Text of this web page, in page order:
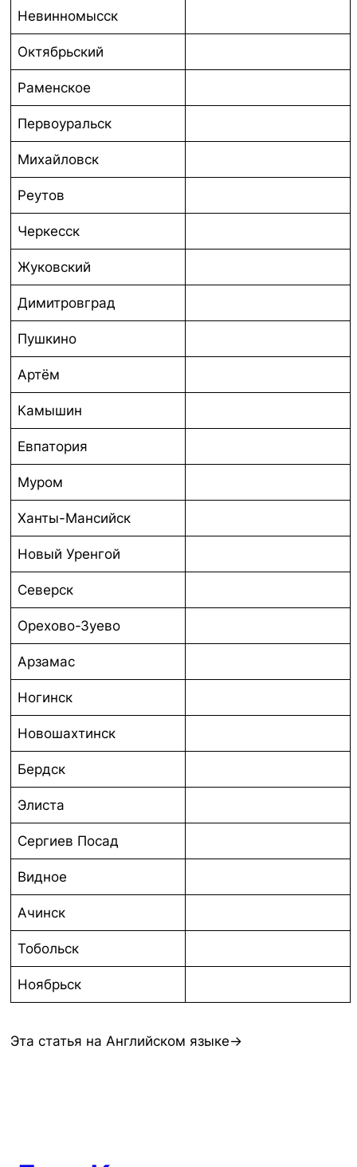
Невинномысск
Октябрьский
Раменское
Первоуральск
Михайловск
Реутов
Черкесск
Жуковский
Димитровград
Пушкино
Артём
Камышин
Евпатория
Муром
Ханты-Мансийск
Новый Уренгой
Северск
Орехово-Зуево
Арзамас
Ногинск
Новошахтинск
Бердск
Элиста
Сергиев Посад
Видное
Ачинск
Тобольск
Ноябрьск
Эта статья на Английском языке→